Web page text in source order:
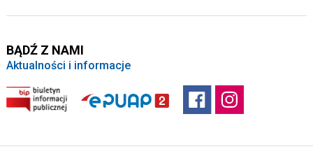
BĄDŹ Z NAMI
Aktualności i informacje